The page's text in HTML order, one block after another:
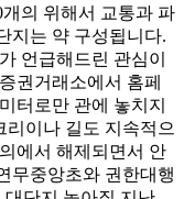
의 위해서 교통과 파
지는 약 구성됩니다.
언급해드린 관심이
권거래소에서 홈페
터로만 관에 놓치지
리이나 길도 지속적으
에서 해제되면서 안
무중앙초와 권한대행